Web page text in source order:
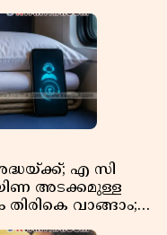
എ സി
അടക്കമുള്ള
വാങ്ങാം;